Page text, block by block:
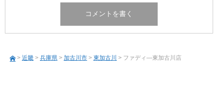
> 近畿 > 兵庫県 > 加古川市 > 東加古川 > ファディ―東加古川店